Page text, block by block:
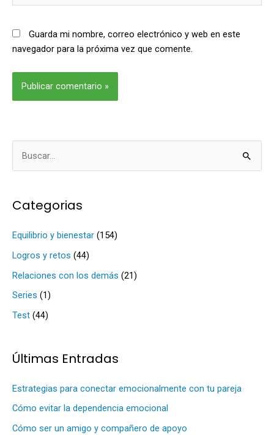
Guarda mi nombre, correo electrónico y web en este
navegador para la próxima vez que comente.
c
a
r
Categorias
Equilibrio y bienestar (154)
Logros y retos (44)
Relaciones con los demás (21)
Series (1)
Test (44)
Últimas Entradas
Estrategias para conectar emocionalmente con tu pareja
Cómo evitar la dependencia emocional
Cómo ser un amigo y compañero de apoyo